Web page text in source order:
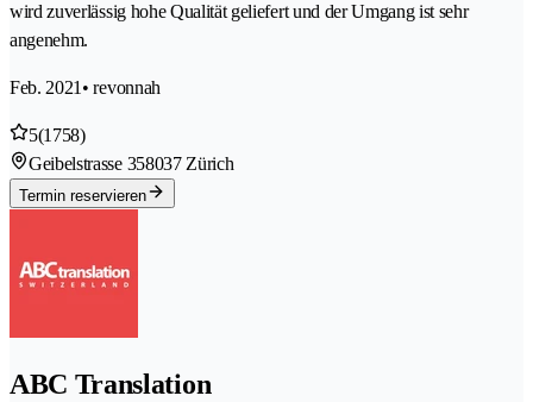
wird zuverlässig hohe Qualität geliefert und der Umgang ist sehr
angenehm.
Feb. 2021 • revonnah
5(1758)
Geibelstrasse 358037 Zürich
Termin reservieren
ABC Translation